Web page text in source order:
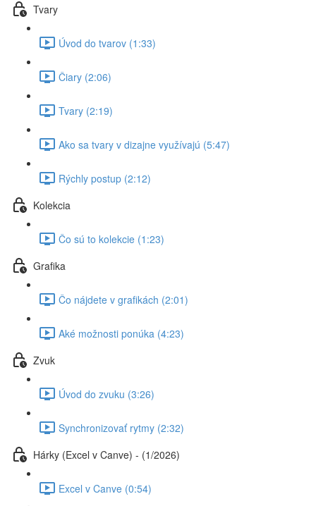
Tvary
Úvod do tvarov (1:33)
Čiary (2:06)
Tvary (2:19)
Ako sa tvary v dizajne využívajú (5:47)
Rýchly postup (2:12)
Kolekcia
Čo sú to kolekcie (1:23)
Grafika
Čo nájdete v grafikách (2:01)
Aké možnosti ponúka (4:23)
Zvuk
Úvod do zvuku (3:26)
Synchronizovať rytmy (2:32)
Hárky (Excel v Canve) - (1/2026)
Excel v Canve (0:54)